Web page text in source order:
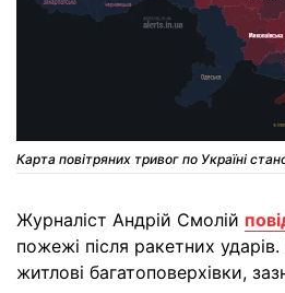
Карта повітряних тривог по Україні
Журналіст Андрій Смолій
пожежі після ракетних
житлові багатоповерхівки,